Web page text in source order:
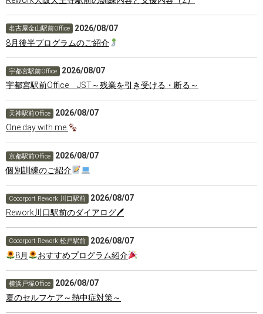
名古屋金山駅前Office
2026/08/07
8月後半プログラムのご紹介
宇都宮駅前Office
2026/08/07
宇都宮駅前Office JST～残業を引き受ける・断る～
天神駅前Office
2026/08/07
One day with me.
京都駅前Office
2026/08/07
個別訓練のご紹介
Cocorport Rework 川口駅前
2026/08/07
Rework川口駅前のダイアログ🖊
Cocorport Rework 松戸駅前
2026/08/07
8月
おすすめプログラム紹介
横浜戸塚Office
2026/08/07
夏のセルフケア～熱中症対策～